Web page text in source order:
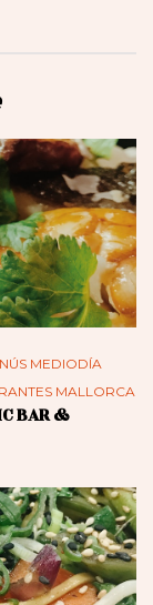
MEDIODÍA
MALLORCA
BAR &